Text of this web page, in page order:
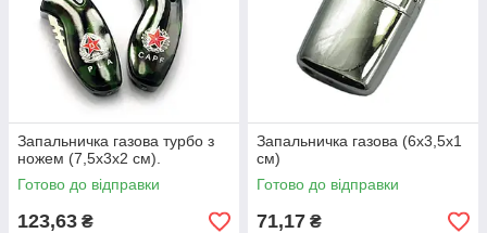
Запальничка газова турбо з
ножем (7,5х3х2 см).
Готово до відправки
123,63 ₴
Запальничка газова (6х3,5х1
см)
Готово до відправки
71,17 ₴